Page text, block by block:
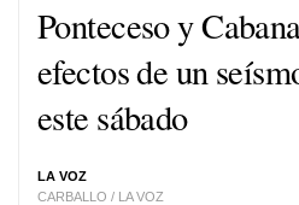
Ponteceso y
efectos de un
este sábado
LA VOZ
CARBALLO / LA VOZ